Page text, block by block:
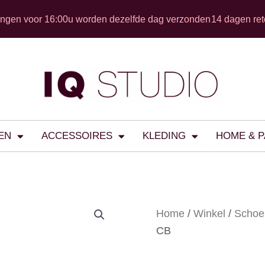
voor 16:00u worden dezelfde dag verzonden14 dagen
ACCESSOIRES KLEDING HOME &
Home / Winkel /
CB